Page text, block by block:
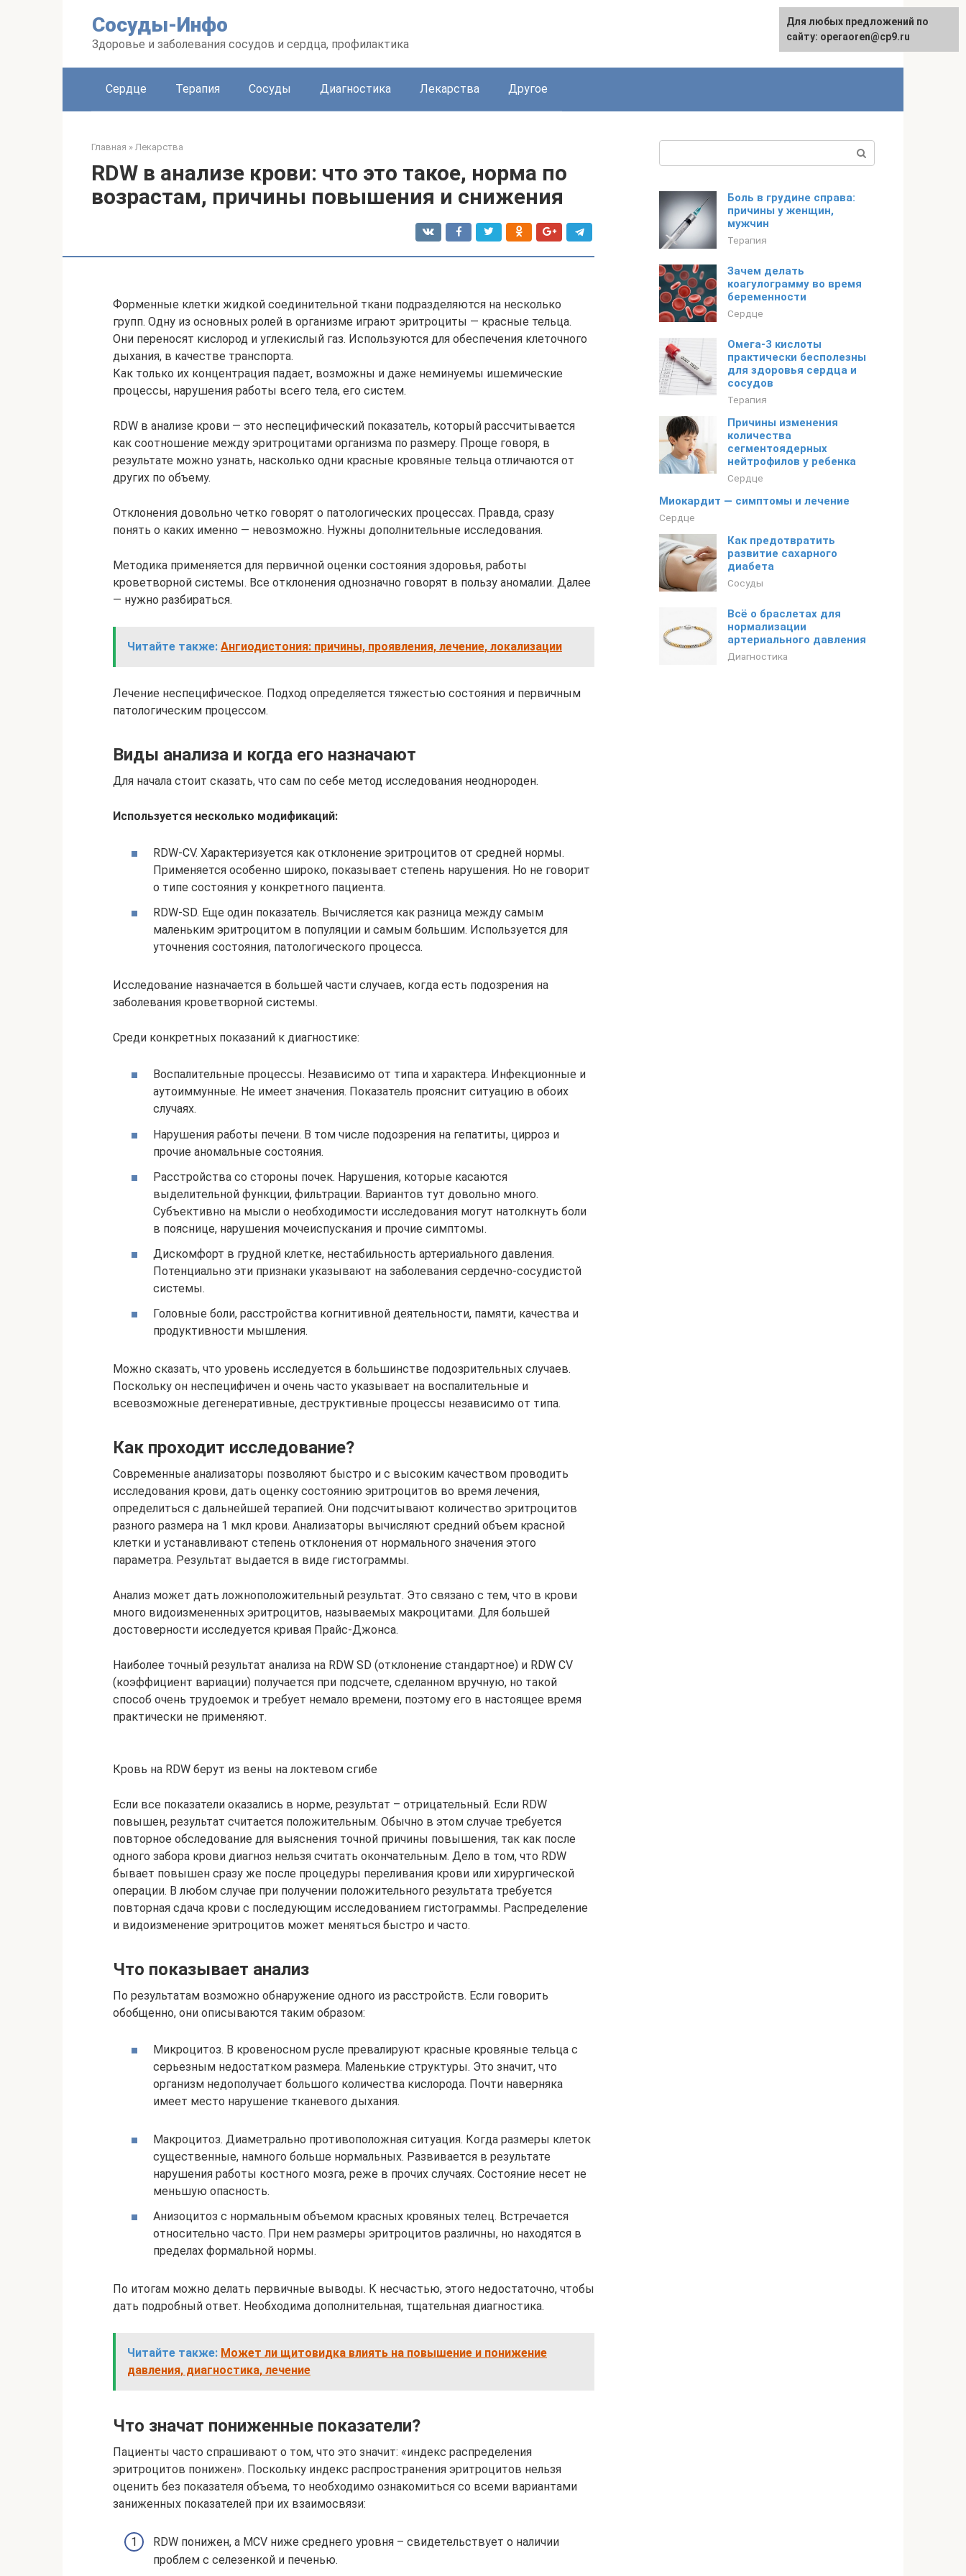
Сосуды-Инфо
Здоровье и заболевания сосудов и сердца, профилактика
Сердце Терапия Сосуды Диагностика Лекарства Другое
Главная » Лекарства
RDW в анализе крови: что это такое, норма по
возрастам, причины повышения и снижения
Форменные клетки жидкой соединительной ткани подразделяются на несколько
групп. Одну из основных ролей в организме играют эритроциты — красные тельца.
Они переносят кислород и углекислый газ. Используются для обеспечения клеточного
дыхания, в качестве транспорта.
Как только их концентрация падает, возможны и даже неминуемы ишемические
процессы, нарушения работы всего тела, его систем.
RDW в анализе крови — это неспецифический показатель, который рассчитывается
как соотношение между эритроцитами организма по размеру. Проще говоря, в
результате можно узнать, насколько одни красные кровяные тельца отличаются от
других по объему.
Отклонения довольно четко говорят о патологических процессах. Правда, сразу
понять о каких именно — невозможно. Нужны дополнительные исследования.
Методика применяется для первичной оценки состояния здоровья, работы
кроветворной системы. Все отклонения однозначно говорят в пользу аномалии. Далее
— нужно разбираться.
Читайте также: Ангиодистония: причины, проявления, лечение, локализации
Лечение неспецифическое. Подход определяется тяжестью состояния и первичным
патологическим процессом.
Виды анализа и когда его назначают
Для начала стоит сказать, что сам по себе метод исследования неоднороден.
Используется несколько модификаций:
RDW-CV. Характеризуется как отклонение эритроцитов от средней нормы.
Применяется особенно широко, показывает степень нарушения. Но не говорит
о типе состояния у конкретного пациента.
RDW-SD. Еще один показатель. Вычисляется как разница между самым
маленьким эритроцитом в популяции и самым большим. Используется для
уточнения состояния, патологического процесса.
Исследование назначается в большей части случаев, когда есть подозрения на
заболевания кроветворной системы.
Среди конкретных показаний к диагностике:
Воспалительные процессы. Независимо от типа и характера. Инфекционные и
аутоиммунные. Не имеет значения. Показатель прояснит ситуацию в обоих
случаях.
Нарушения работы печени. В том числе подозрения на гепатиты, цирроз и
прочие аномальные состояния.
Расстройства со стороны почек. Нарушения, которые касаются
выделительной функции, фильтрации. Вариантов тут довольно много.
Субъективно на мысли о необходимости исследования могут натолкнуть боли
в пояснице, нарушения мочеиспускания и прочие симптомы.
Дискомфорт в грудной клетке, нестабильность артериального давления.
Потенциально эти признаки указывают на заболевания сердечно-сосудистой
системы.
Головные боли, расстройства когнитивной деятельности, памяти, качества и
продуктивности мышления.
Можно сказать, что уровень исследуется в большинстве подозрительных случаев.
Поскольку он неспецифичен и очень часто указывает на воспалительные и
всевозможные дегенеративные, деструктивные процессы независимо от типа.
Как проходит исследование?
Современные анализаторы позволяют быстро и с высоким качеством проводить
исследования крови, дать оценку состоянию эритроцитов во время лечения,
определиться с дальнейшей терапией. Они подсчитывают количество эритроцитов
разного размера на 1 мкл крови. Анализаторы вычисляют средний объем красной
клетки и устанавливают степень отклонения от нормального значения этого
параметра. Результат выдается в виде гистограммы.
Анализ может дать ложноположительный результат. Это связано с тем, что в крови
много видоизмененных эритроцитов, называемых макроцитами. Для большей
достоверности исследуется кривая Прайс-Джонса.
Наиболее точный результат анализа на RDW SD (отклонение стандартное) и RDW CV
(коэффициент вариации) получается при подсчете, сделанном вручную, но такой
способ очень трудоемок и требует немало времени, поэтому его в настоящее время
практически не применяют.
Кровь на RDW берут из вены на локтевом сгибе
Если все показатели оказались в норме, результат – отрицательный. Если RDW
повышен, результат считается положительным. Обычно в этом случае требуется
повторное обследование для выяснения точной причины повышения, так как после
одного забора крови диагноз нельзя считать окончательным. Дело в том, что RDW
бывает повышен сразу же после процедуры переливания крови или хирургической
операции. В любом случае при получении положительного результата требуется
повторная сдача крови с последующим исследованием гистограммы. Распределение
и видоизменение эритроцитов может меняться быстро и часто.
Что показывает анализ
По результатам возможно обнаружение одного из расстройств. Если говорить
обобщенно, они описываются таким образом:
Микроцитоз. В кровеносном русле превалируют красные кровяные тельца с
серьезным недостатком размера. Маленькие структуры. Это значит, что
организм недополучает большого количества кислорода. Почти наверняка
имеет место нарушение тканевого дыхания.
Макроцитоз. Диаметрально противоположная ситуация. Когда размеры клеток
существенные, намного больше нормальных. Развивается в результате
нарушения работы костного мозга, реже в прочих случаях. Состояние несет не
меньшую опасность.
Анизоцитоз с нормальным объемом красных кровяных телец. Встречается
относительно часто. При нем размеры эритроцитов различны, но находятся в
пределах формальной нормы.
По итогам можно делать первичные выводы. К несчастью, этого недостаточно, чтобы
дать подробный ответ. Необходима дополнительная, тщательная диагностика.
Читайте также: Может ли щитовидка влиять на повышение и понижение
давления, диагностика, лечение
Что значат пониженные показатели?
Пациенты часто спрашивают о том, что это значит: «индекс распределения
эритроцитов понижен». Поскольку индекс распространения эритроцитов нельзя
оценить без показателя объема, то необходимо ознакомиться со всеми вариантами
заниженных показателей при их взаимосвязи:
RDW понижен, а MCV ниже среднего уровня – свидетельствует о наличии
проблем с селезенкой и печенью.
Боль в грудине справа:
причины у женщин,
мужчин
Терапия
Зачем делать
коагулограмму во время
беременности
Сердце
Омега-3 кислоты
практически бесполезны
для здоровья сердца и
сосудов
Терапия
Причины изменения
количества
сегментоядерных
нейтрофилов у ребенка
Сердце
Миокардит — симптомы и лечение
Сердце
Как предотвратить
развитие сахарного
диабета
Сосуды
Всё о браслетах для
нормализации
артериального давления
Диагностика
Для любых предложений по
сайту: operaoren@cp9.ru